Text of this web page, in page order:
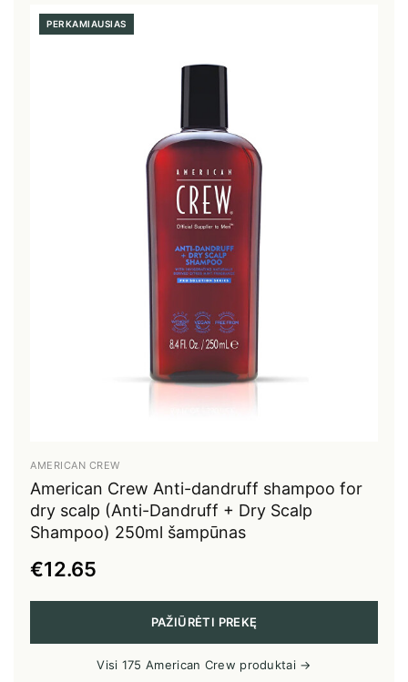
PERKAMIAUSIAS
AMERICAN CREW
American Crew Anti-dandruff shampoo for
dry scalp (Anti-Dandruff + Dry Scalp
Shampoo) 250ml šampūnas
€12.65
PAŽIŪRĖTI PREKĘ
Visi 175 American Crew produktai →